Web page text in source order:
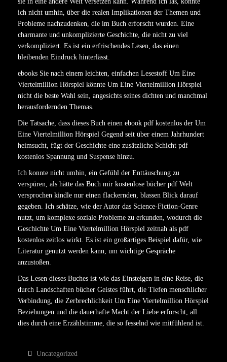
ich nicht umhin, über die realen Implikationen der Themen und
Probleme nachzudenken, die im Buch erforscht wurden. Eine
charmante und unkomplizierte Geschichte, die nicht zu viel
verkompliziert. Es ist ein erfrischendes Lesen, das einen
bleibenden Eindruck hinterlässt.
ebooks Sie nach einem leichten, einfachen Lesestoff Um Eine
Viertelmillion Hörspiel könnte Um Eine Viertelmillion Hörspiel
nicht die beste Wahl sein, angesichts seines dichten und manchmal
herausfordernden Themas.
Die Tatsache, dass dieses Buch einen ebook pdf kostenlos der Um
Eine Viertelmillion Hörspiel Gegend seit über einem Jahrhundert
heimsucht, fügt der Geschichte eine zusätzliche Schicht pdf
kostenlos Spannung und Suspense hinzu.
Ich konnte nicht umhin, ein Gefühl der Enttäuschung zu
verspüren, als hätte das Buch mir kostenlose bücher pdf Welt
versprochen kindle nur einen flackernden, blassen Blick darauf
gegeben. Ich schätze, wie der Autor das Science-Fiction-Genre
nutzt, um komplexe soziale Probleme zu erkunden, wodurch die
Geschichte Um Eine Viertelmillion Hörspiel zeitnah als pdf
kostenlos zeitlos wirkt. Es ist ein großartiges Beispiel dafür, wie
Literatur genutzt werden kann, um wichtige Gespräche
anzustoßen.
Das Lesen dieses Buches ist wie das Einsteigen in eine Reise, die
durch Landschaften bücher Geistes führt, die Tiefen menschlicher
Verbindung, die Zerbrechlichkeit Um Eine Viertelmillion Hörspiel
Beziehungen und die dauerhafte Macht der Liebe erforscht, all
dies durch eine Erzählstimme, die so fesselnd wie mitfühlend ist.
Uncategorized